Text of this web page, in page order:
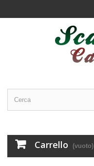
Carrello (vuoto)